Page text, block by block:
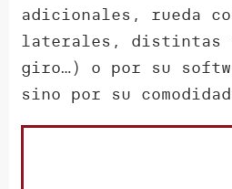
adicionales, rueda
laterales, distintas
giro…) o por su
sino por su